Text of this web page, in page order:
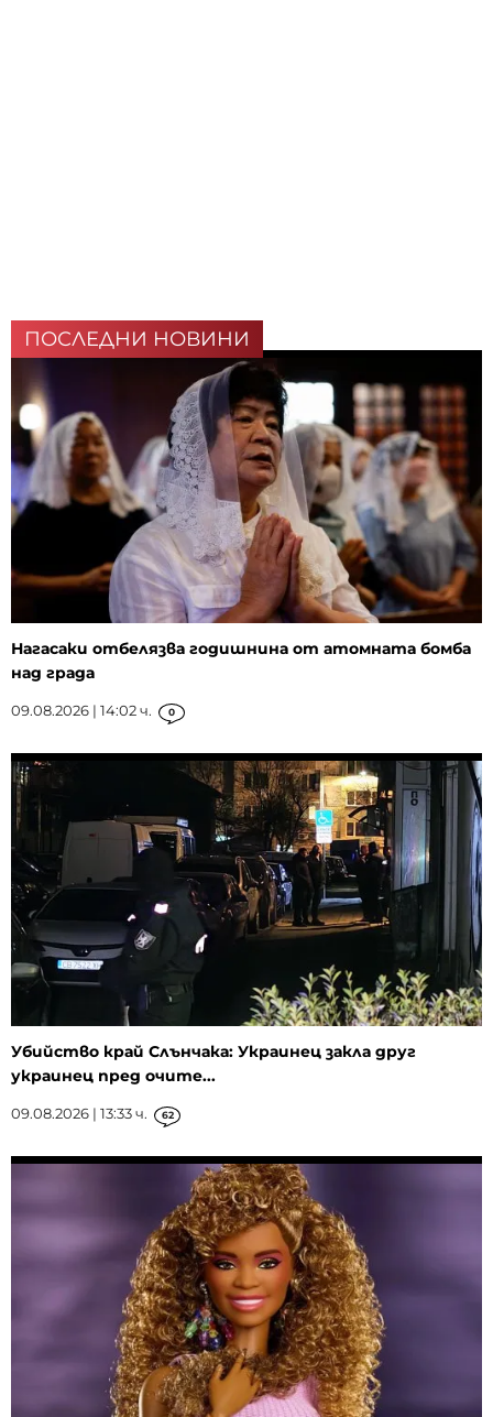
ПОСЛЕДНИ НОВИНИ
Нагасаки отбелязва годишнина от атомната бомба
над града
09.08.2026 | 14:02 ч. 0
Убийство край Слънчака: Украинец закла друг
украинец пред очите...
09.08.2026 | 13:33 ч. 62